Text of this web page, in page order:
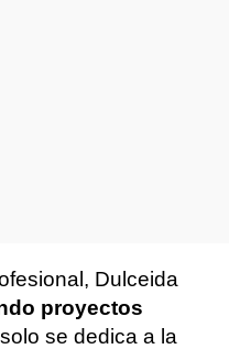
Dulceida
proyectos
se dedica a la